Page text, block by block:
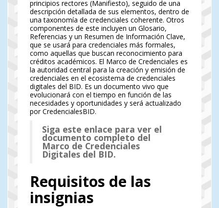
principios rectores (Manifiesto), seguido de una
descripción detallada de sus elementos, dentro de
una taxonomía de credenciales coherente. Otros
componentes de este incluyen un Glosario,
Referencias y un Resumen de Información Clave,
que se usará para credenciales más formales,
como aquellas que buscan reconocimiento para
créditos académicos. El Marco de Credenciales es
la autoridad central para la creación y emisión de
credenciales en el ecosistema de credenciales
digitales del BID. Es un documento vivo que
evolucionará con el tiempo en función de las
necesidades y oportunidades y será actualizado
por CredencialesBID.
Siga este enlace para ver el
documento completo del
Marco de Credenciales
Digitales del BID.
Requisitos de las
insignias